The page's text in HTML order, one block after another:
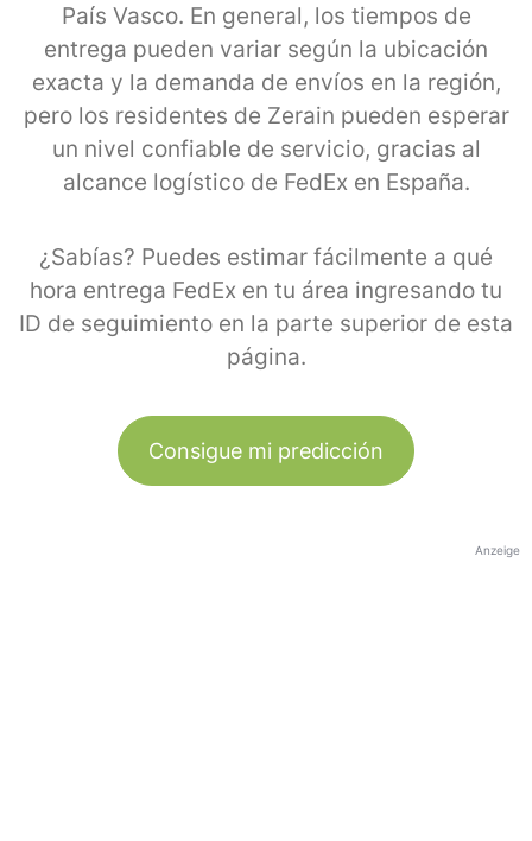
País Vasco. En general, los tiempos de
entrega pueden variar según la ubicación
exacta y la demanda de envíos en la región,
pero los residentes de Zerain pueden esperar
un nivel confiable de servicio, gracias al
alcance logístico de FedEx en España.
¿Sabías? Puedes estimar fácilmente a qué
hora entrega FedEx en tu área ingresando tu
ID de seguimiento en la parte superior de esta
página.
Consigue mi predicción
Anzeige